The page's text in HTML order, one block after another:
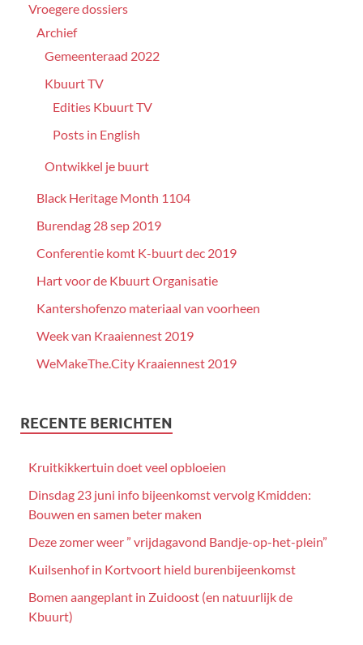
Vroegere dossiers
Archief
Gemeenteraad 2022
Kbuurt TV
Edities Kbuurt TV
Posts in English
Ontwikkel je buurt
Black Heritage Month 1104
Burendag 28 sep 2019
Conferentie komt K-buurt dec 2019
Hart voor de Kbuurt Organisatie
Kantershofenzo materiaal van voorheen
Week van Kraaiennest 2019
WeMakeThe.City Kraaiennest 2019
RECENTE BERICHTEN
Kruitkikkertuin doet veel opbloeien
Dinsdag 23 juni info bijeenkomst vervolg Kmidden:
Bouwen en samen beter maken
Deze zomer weer ” vrijdagavond Bandje-op-het-plein”
Kuilsenhof in Kortvoort hield burenbijeenkomst
Bomen aangeplant in Zuidoost (en natuurlijk de
Kbuurt)